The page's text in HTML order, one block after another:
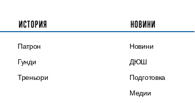
ИСТОРИЯ
Патрон
Гунди
Треньори
НОВИНИ
Новини
ДЮШ
Подготовка
Медии